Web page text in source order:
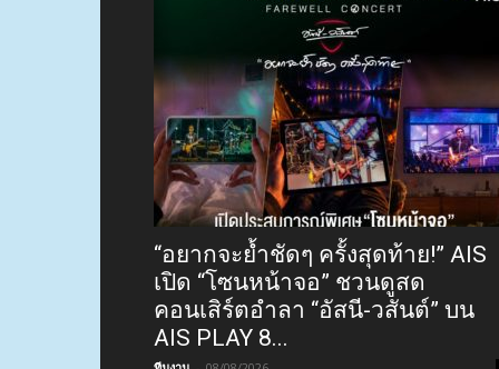
“อยากจะย้ำชัดๆ ครั้งสุดท้าย!” AIS
เปิด “โซนหน้าจอ” ชวนดูสด
คอนเสิร์ตอำลา “อัสนี-วสันต์” บน
AIS PLAY 8...